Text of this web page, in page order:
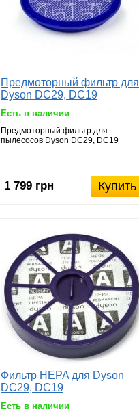
Предмоторный фильтр для
Dyson DC29, DC19
Есть в наличии
Предмоторный фильтр для
пылесосов Dyson DC29, DC19
Купить
1 799 грн
Фильтр HEPA для Dyson
DC29, DC19
Есть в наличии